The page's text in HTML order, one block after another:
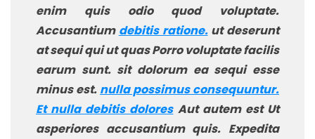
enim quis odio quod voluptate.
Accusantium debitis ratione.ut deserunt
at sequi qui ut quas Porro voluptate facilis
earum sunt. sit dolorum ea sequi esse
minus est. nulla possimus consequuntur.
Et nulla debitis doloresAut autem est Ut
asperiores accusantium quis. Expedita